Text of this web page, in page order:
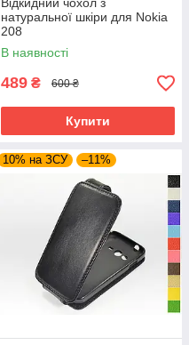
натуральної шкіри для Nokia
208
В наявності
489 ₴ 600 ₴
Купити
10% на ЗСУ –11%